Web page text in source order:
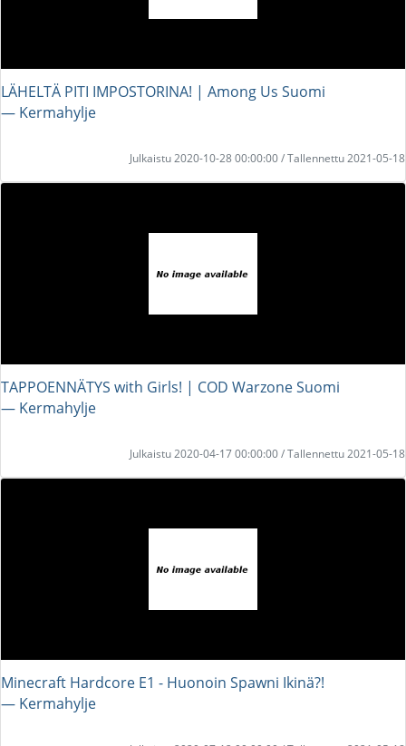
LÄHELTÄ PITI IMPOSTORINA! | Among Us Suomi
― Kermahylje
Julkaistu 2020-10-28 00:00:00 / Tallennettu 2021-05-18
TAPPOENNÄTYS with Girls! | COD Warzone Suomi
― Kermahylje
Julkaistu 2020-04-17 00:00:00 / Tallennettu 2021-05-18
Minecraft Hardcore E1 - Huonoin Spawni Ikinä?!
― Kermahylje